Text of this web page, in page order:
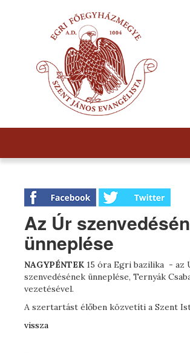
Az Úr
ünneplése
NAGYPÉNTEK 15 óra Egri bazilika - az
szenvedésének ünneplése, Ternyák
vezetésével.
A szertartást élőben közvetíti a Szent
vissza